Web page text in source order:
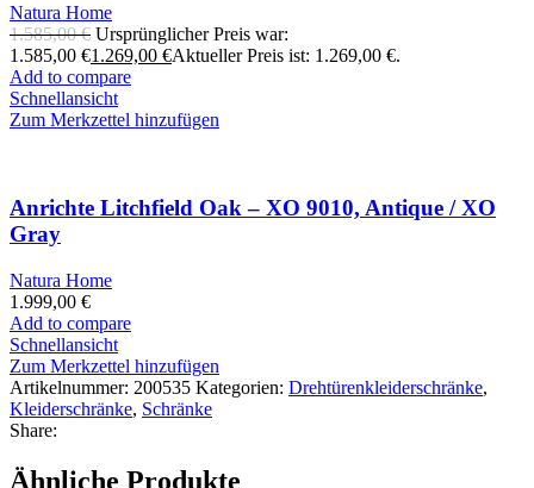
Natura Home
1.585,00€ Ursprünglicher Preis war:
1.585,00 €1.269,00 €Aktueller Preis ist: 1.269,00 €.
Add to compare
Schnellansicht
Zum Merkzettel hinzufügen
Anrichte Litchfield Oak – XO 9010, Antique / XO
Gray
Natura Home
1.999,00 €
Add to compare
Schnellansicht
Zum Merkzettel hinzufügen
Artikelnummer: 200535 Kategorien: Drehtürenkleiderschränke,
Kleiderschränke, Schränke
Share:
Ähnliche Produkte